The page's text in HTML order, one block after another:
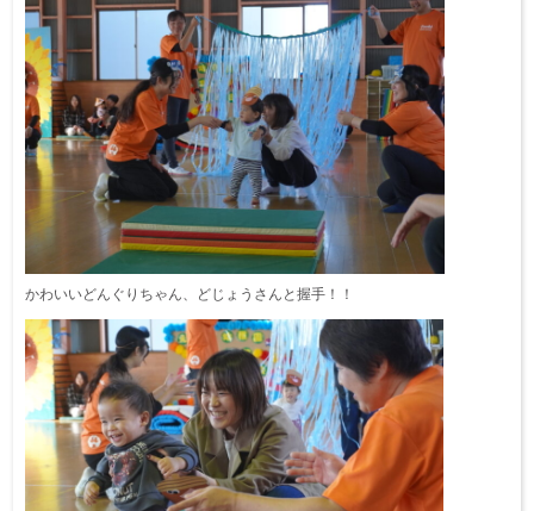
かわいいどんぐりちゃん、どじょうさんと握手！！